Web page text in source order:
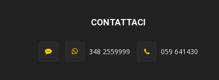
CONTATTACI
348 2559999 059 641430